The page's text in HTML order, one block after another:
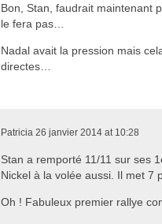
Bon, Stan, faudrait maintenant
le fera pas…
Nadal avait la pression mais
directes…
Patricia 26 janvier 2014 at 10:28
Stan a remporté 11/11 sur ses
Nickel à la volée aussi. Il met 7
Oh ! Fabuleux premier rallye